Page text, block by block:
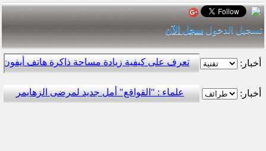
تسجيل الدخول سجل الآن